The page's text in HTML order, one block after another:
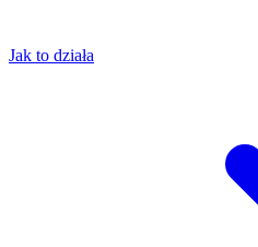
Jak to działa